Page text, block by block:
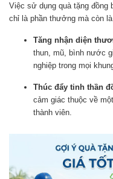
Việc sử dụng quà tặng đồng
chỉ là phần thưởng mà còn
Tăng nhận diện
thun, mũ, bình nước
nghiệp trong mọi
Thúc đẩy tinh thần
cảm giác thuộc về
thành viên.